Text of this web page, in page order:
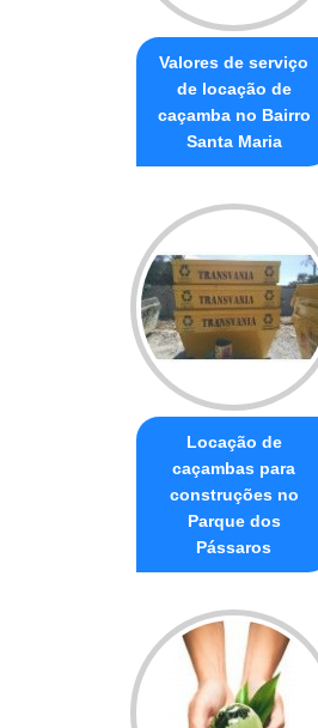
Valores de serviço
de locação de
caçamba no Bairro
Santa Maria
Locação de
caçambas para
construções no
Parque dos
Pássaros